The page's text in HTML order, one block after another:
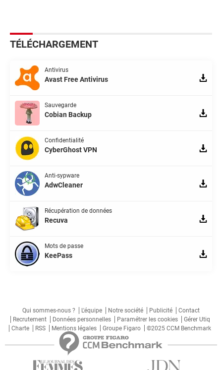
TÉLÉCHARGEMENT
Antivirus
Avast Free Antivirus
Sauvegarde
Cobian Backup
Confidentialité
CyberGhost VPN
Anti-sypware
AdwCleaner
Récupération de données
Recuva
Mots de passe
KeePass
Qui sommes-nous ? L'équipe Notre société Publicité
Contact
Recrutement
Données personnelles Paramétrer les cookies
Gérer Utiq
Charte
RSS Mentions légales Groupe Figaro ©2025 CCM Benchmark